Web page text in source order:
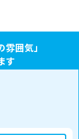
囲気」
す